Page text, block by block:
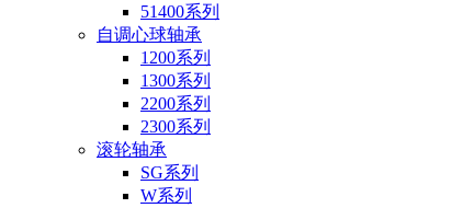
51400系列
自调心球轴承
1200系列
1300系列
2200系列
2300系列
滚轮轴承
SG系列
W系列